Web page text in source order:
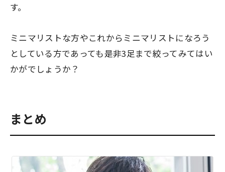
す。
ミニマリストな方やこれからミニマリストになろう
としている方であっても是非3足 まで絞ってみてはい
かがでしょうか？
まとめ